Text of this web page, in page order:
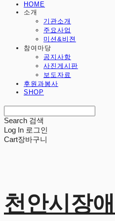
HOME
소개
기관소개
주요사업
미션&비젼
참여마당
공지사항
사진게시판
보도자료
후원과봉사
SHOP
Search 검색
Log In 로그인
Cart장바구니
천안시장